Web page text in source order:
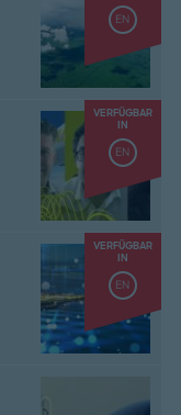
EN
VERFÜGBAR
IN
EN
VERFÜGBAR
IN
EN